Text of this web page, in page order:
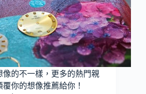
像的不一樣，更多的熱門親
你的想像推薦給你！